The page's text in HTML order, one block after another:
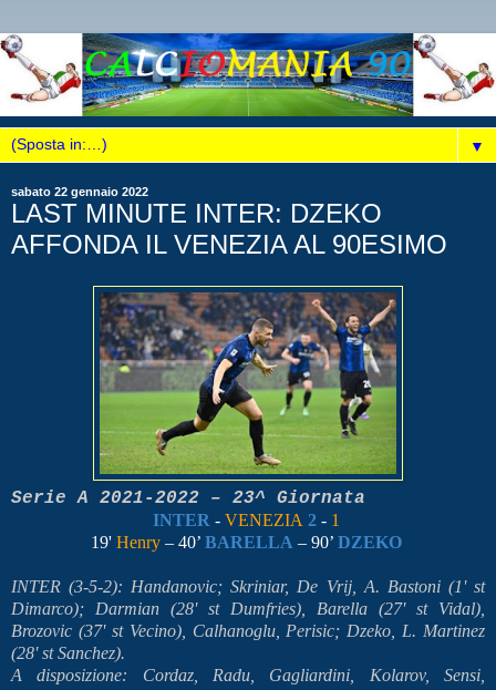
▼
sabato 22 gennaio 2022
LAST MINUTE INTER: DZEKO
AFFONDA IL VENEZIA AL 90ESIMO
Serie A 2021-2022 – 23^ Giornata
INTER- VENEZIA2- 1
19' Henry– 40’ BARELLA– 90’ DZEKO
INTER (3-5-2): Handanovic; Skriniar, De Vrij, A. Bastoni (1' st
Dimarco); Darmian (28' st Dumfries), Barella (27' st Vidal),
Brozovic (37' st Vecino), Calhanoglu, Perisic; Dzeko, L. Martinez
(28' st Sanchez).
A disposizione: Cordaz, Radu, Gagliardini, Kolarov, Sensi,